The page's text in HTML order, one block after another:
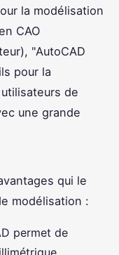
la modélisation
CAO
"AutoCAD
pour la
de
une grande
qui le
modélisation :
permet de